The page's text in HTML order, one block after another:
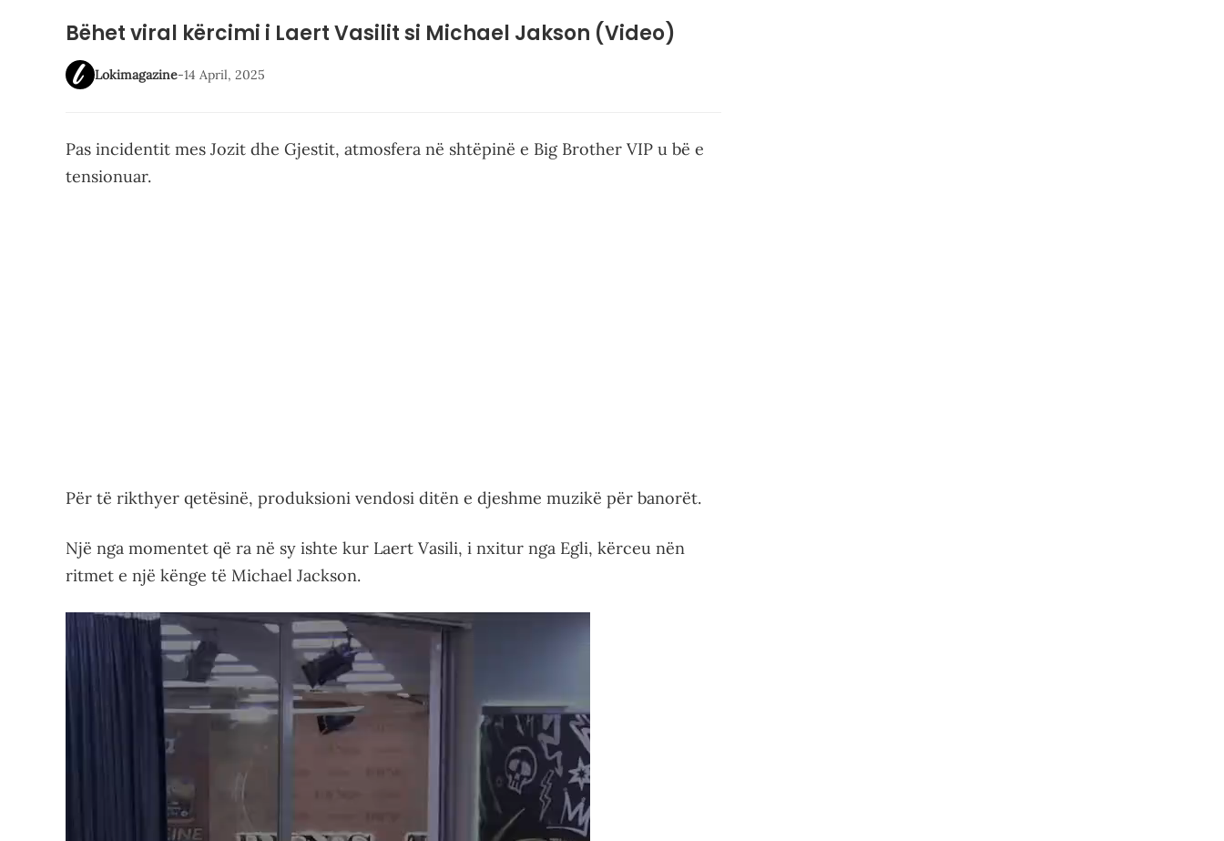
Bëhet viral kërcimi i Laert Vasilit si Michael Jakson (Video)
Lokimagazine-14 April, 2025
Pas incidentit mes Jozit dhe Gjestit, atmosfera në shtëpinë e Big Brother VIP u bë e
tensionuar.
Për të rikthyer qetësinë, produksioni vendosi ditën e djeshme muzikë për banorët.
Një nga momentet që ra në sy ishte kur Laert Vasili, i nxitur nga Egli, kërceu nën
ritmet e një kënge të Michael Jackson.
Video